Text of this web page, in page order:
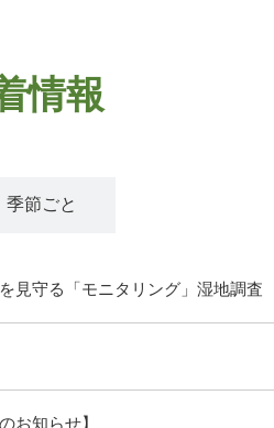
情報
季節ごと
見守る「モニタリング」湿地調査
お知らせ】